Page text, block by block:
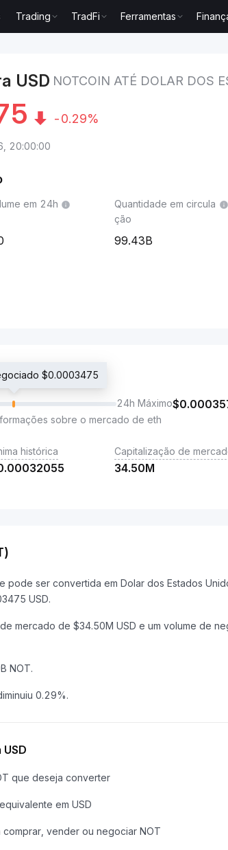
Trading TradFi Ferramentas
USD NOTCOIN ATÉ DOLAR DOS
-0.29%
20:00:00
em 24h
Quantidade em circula
ção
99.43B
$0.0003475
24h Máximo$
sobre o mercado de eth
histórica Capitalização de
34.50M
pode ser convertida em Dolar dos Estados
USD.
mercado de $34.50M USD e um volume de
NOT.
0.29%.
que deseja converter
em USD
comprar, vender ou negociar NOT